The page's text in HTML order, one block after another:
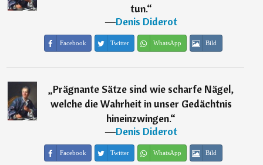
tun.“
―Denis Diderot
Facebook Twitter WhatsApp Bild
„Prägnante Sätze sind wie scharfe Nägel,
welche die Wahrheit in unser Gedächtnis
hineinzwingen.“
―Denis Diderot
Facebook Twitter WhatsApp Bild